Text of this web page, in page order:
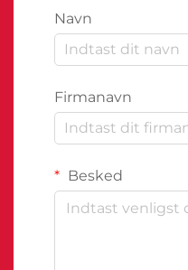
Navn
Firmanavn
Besked